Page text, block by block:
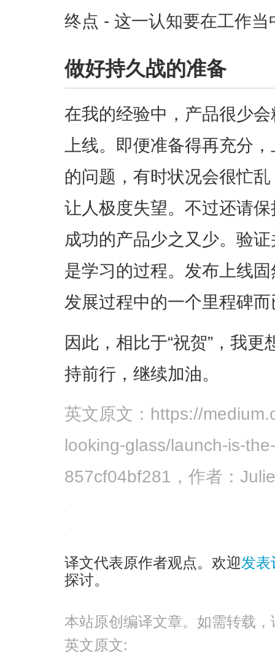
终点 - 这一认知要在工作当
做好持久战的准备
在我的经验中，产品很少
上线。即便准备得再充分
的问题，有时状况会很忙
让人极度失望。不过还请
成功的产品少之又少。验
是学习的过程。发布上线
发展过程中的一个里程碑而
因此，相比于“祝贺”，我更
持前行，继续加油。
英文原文：https://
looking-glass/launch-is-
857cf04bf281，作者：
译文代表原作者观点。欢迎发表
探讨。
本站原创编译文章。如需转载
英文原文: